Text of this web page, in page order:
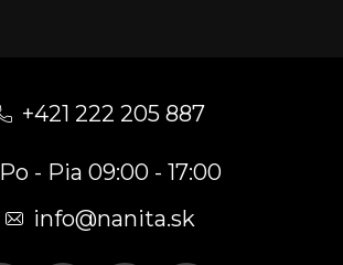
+421 222 205 887
Po - Pia 09:00 - 17:00
info@nanita.sk